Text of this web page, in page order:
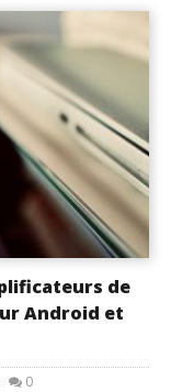
de
Android et
0